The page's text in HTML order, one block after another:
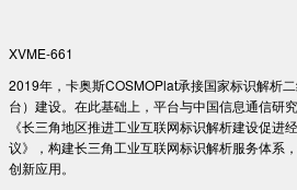
XVME-661
2019年，卡奥斯COSMOPlat承接国家标识解析
台）建设。在此基础上，平台与中国信息通信研
《长三角地区推进工业互联网标识解析建设促进
议》，构建长三角工业互联网标识解析服务体系
创新应用。